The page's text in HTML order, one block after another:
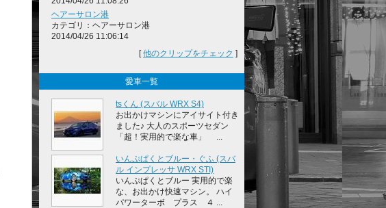
ヘアーサロン港
カテゴリ：ヘアーサロン港
2014/04/26 11:06:14
[他のクリップをチェック ]
愛車一覧
tsくん (スバル WRX S4)
お出かけマシンにアイサイト付き
ました♪ 大人のスポーツセダン
「超！実用的で楽な車」 ...
いんぷぱくとブルー・ぐふ (スバ
ル インプレッサ WRX STI)
いんぷぱくとブルー 実用的で楽
な、お出かけ快速マシン。 ハイ
パワーターボ プラス ４ ...